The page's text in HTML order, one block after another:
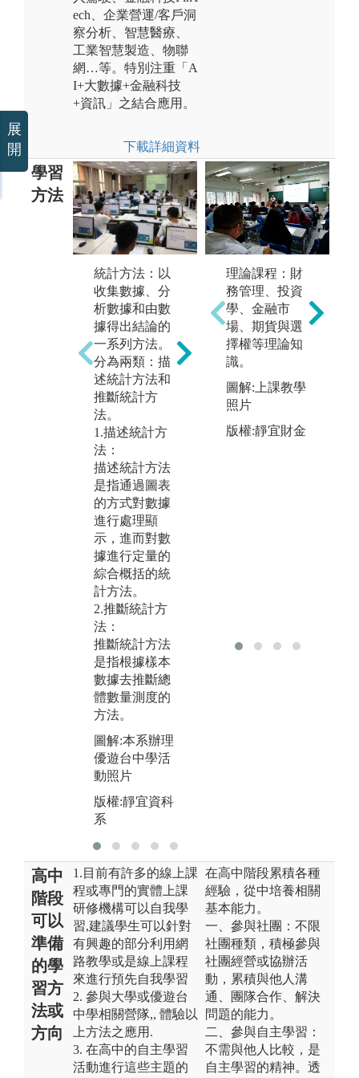
ech、企業營運/客戶洞
察分析、智慧醫療、
工業智慧製造、物聯
網…等。特別注重「A
I+大數據+金融科技
+資訊」之結合應用。
下載詳細資料
學習
方法
統計方法：以
收集數據、分
析數據和由數
據得出結論的
一系列方法。
分為兩類：描
述統計方法和
推斷統計方
法。
1.描述統計方
法：
描述統計方法
是指通過圖表
的方式對數據
進行處理顯
示，進而對數
據進行定量的
綜合概括的統
計方法。
2.推斷統計方
法：
推斷統計方法
是指根據樣本
數據去推斷總
體數量測度的
方法。
圖解:本系辦理
優遊台中學活
動照片
版權:靜宜資科
系
機器學習理論
主要是設計和
分析一些讓電
腦可以自動
「學習」的演
算法。機器學
習演算法是一
類從資料中自
動分析獲得規
律，並利用規
理論課程：財
務管理、投資
學、金融市
場、期貨與選
擇權等理論知
識。
圖解:上課教學
照片
版權:靜宜財金
高中
階段
可以
準備
的學
習方
法或
方向
1.目前有許多的線上課
程或專門的實體上課
研修機構可以自我學
習,建議學生可以針對
有興趣的部分利用網
路教學或是線上課程
來進行預先自我學習
2. 參與大學或優遊台
中學相關營隊,, 體驗以
上方法之應用.
3. 在高中的自主學習
活動進行這些主題的
在高中階段累積各種
經驗，從中培養相關
基本能力。
一、參與社團：不限
社團種類，積極參與
社團經營或協辦活
動，累積與他人溝
通、團隊合作、解決
問題的能力。
二、參與自主學習：
不需與他人比較，是
自主學習的精神。透
展
開